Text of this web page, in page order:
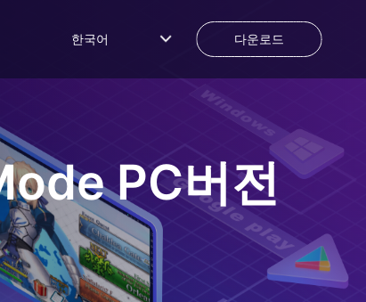
한국어 다운로드
PC버전